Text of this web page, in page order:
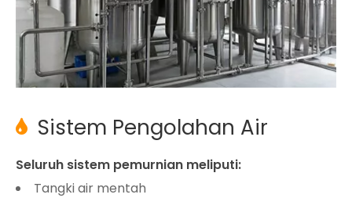
 Sistem Pengolahan Air
Seluruh sistem pemurnian meliputi:
Tangki air mentah